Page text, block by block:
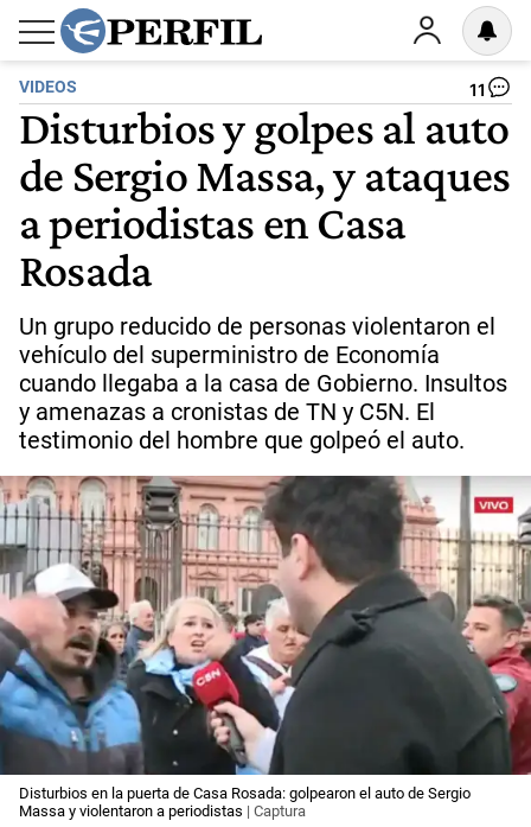
VIDEOS 11
Disturbios y golpes al auto
de Sergio Massa, y ataques
a periodistas en Casa
Rosada
Un grupo reducido de personas violentaron el
vehículo del superministro de Economía
cuando llegaba a la casa de Gobierno. Insultos
y amenazas a cronistas de TN y C5N. El
testimonio del hombre que golpeó el auto.
Disturbios en la puerta de Casa Rosada: golpearon el auto de Sergio
Massa y violentaron a periodistas | Captura